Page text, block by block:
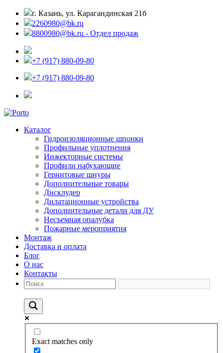
г. Казань, ул. Карагандинская 21б
2260980@bk.ru
8800980@bk.ru - Отдел продаж
+7 (917) 880-09-80
+7 (917) 880-09-80
Каталог
Гидроизоляционные шпонки
Профильные уплотнения
Инжекторные системы
Профили набухающие
Гернитовые шнуры
Дополнительные товары
Дисклудер
Дилатационные устройства
Дополнительные детали для ДУ
Несъемная опалубка
Пожарные мероприятия
Монтаж
Доставка и оплата
Блог
О нас
Контакты
Exact matches only